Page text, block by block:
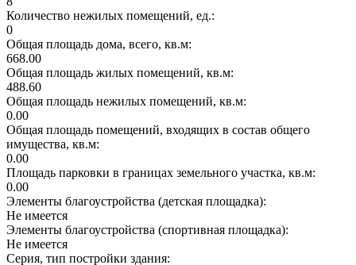
Количество нежилых помещений, ед.:
0
Общая площадь дома, всего, кв.м:
668.00
Общая площадь жилых помещений, кв.м:
488.60
Общая площадь нежилых помещений, кв.м:
0.00
Общая площадь помещений, входящих в состав общего
имущества, кв.м:
0.00
Площадь парковки в границах земельного участка, кв.м:
0.00
Элементы благоустройства (детская площадка):
Не имеется
Элементы благоустройства (спортивная площадка):
Не имеется
Серия, тип постройки здания: